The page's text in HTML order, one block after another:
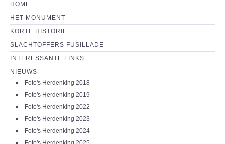
HOME
HET MONUMENT
KORTE HISTORIE
SLACHTOFFERS FUSILLADE
INTERESSANTE LINKS
NIEUWS
Foto's Herdenking 2018
Foto's Herdenking 2019
Foto's Herdenking 2022
Foto's Herdenking 2023
Foto's Herdenking 2024